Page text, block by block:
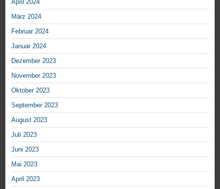
April 2024
März 2024
Februar 2024
Januar 2024
Dezember 2023
November 2023
Oktober 2023
September 2023
August 2023
Juli 2023
Juni 2023
Mai 2023
April 2023